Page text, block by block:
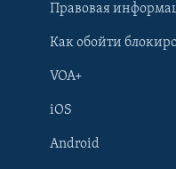
Правовая
Как обойти
VOA+
iOS
Android